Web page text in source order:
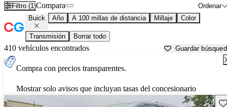
Filtro (1) Ordenar
Compara
Buick Año A 100 millas de distancia Millaje Color
Transmisión Borrar todo
410 vehículos encontrados Guardar
Compra con precios transparentes.
Mostrar solo avisos que incluyan tasas del concesionario